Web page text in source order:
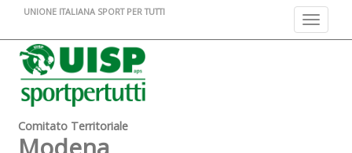
Toggle
UNIONE ITALIANA SPORT PER TUTTI
Comitato Territoriale